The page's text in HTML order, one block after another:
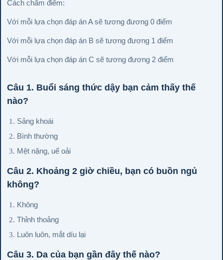
Cách chấm điểm:
Với mỗi lựa chọn đáp án A sẽ tương đương 0 điểm
Với mỗi lựa chọn đáp án B sẽ tương đương 1 điểm
Với mỗi lựa chọn đáp án C sẽ tương đương 2 điểm
Câu 1. Buổi sáng thức dậy bạn cảm thấy thế
nào?
Sảng khoái
Bình thường
Mệt nặng, uể oải
Câu 2. Khoảng 2 giờ chiều, bạn có buồn ngủ
không?
Không
Thỉnh thoảng
Luôn luôn, mắt díu lại
Câu 3. Da của bạn gần đây thế nào?